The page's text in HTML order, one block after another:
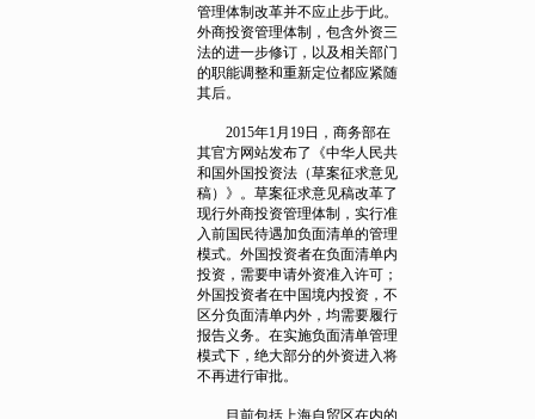
管理体制改革并不应止步于此。
外商投资管理体制，包含外资三
法的进一步修订，以及相关部门
的职能调整和重新定位都应紧随
其后。
2015年1月19日，商务部在
其官方网站发布了《中华人民共
和国外国投资法（草案征求意见
稿）》。草案征求意见稿改革了
现行外商投资管理体制，实行准
入前国民待遇加负面清单的管理
模式。外国投资者在负面清单内
投资，需要申请外资准入许可；
外国投资者在中国境内投资，不
区分负面清单内外，均需要履行
报告义务。在实施负面清单管理
模式下，绝大部分的外资进入将
不再进行审批。
目前包括上海自贸区在内的